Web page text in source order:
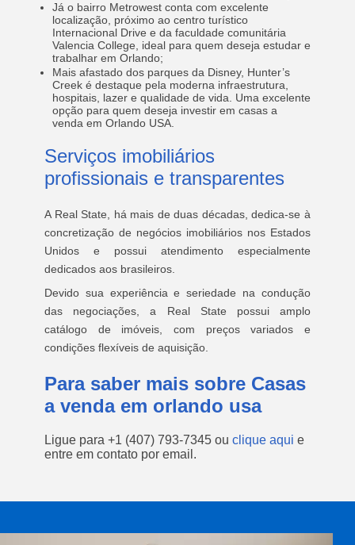
Já o bairro Metrowest conta com excelente
localização, próximo ao centro turístico
Internacional Drive e da faculdade comunitária
Valencia College, ideal para quem deseja estudar e
trabalhar em Orlando;
Mais afastado dos parques da Disney, Hunter’s
Creek é destaque pela moderna infraestrutura,
hospitais, lazer e qualidade de vida. Uma excelente
opção para quem deseja investir em casas a
venda em Orlando USA.
Serviços imobiliários
profissionais e transparentes
A Real State, há mais de duas décadas, dedica-se à
concretização de negócios imobiliários nos Estados
Unidos e possui atendimento especialmente
dedicados aos brasileiros.
Devido sua experiência e seriedade na condução
das negociações, a Real State possui amplo
catálogo de imóveis, com preços variados e
condições flexíveis de aquisição.
Para saber mais sobre Casas
a venda em orlando usa
Ligue para +1 (407) 793-7345 ou clique aqui e
entre em contato por email.